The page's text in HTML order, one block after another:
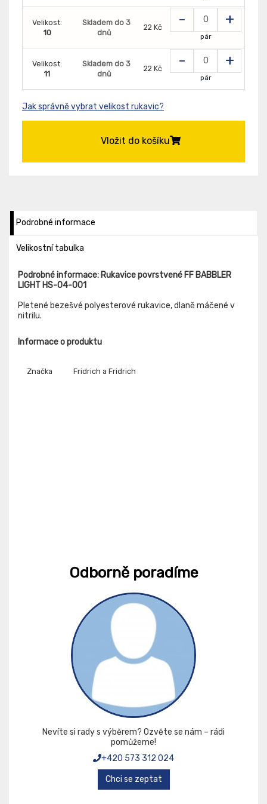
Velikost:
10
Skladem do 3
dnů
22 Kč - +
pár
Velikost:
11
Skladem do 3
dnů
22 Kč - +
pár
Jak správně vybrat velikost rukavic?
Vložit do košíku
Podrobné informace
Velikostní tabulka
Podrobné informace: Rukavice povrstvené FF BABBLER
LIGHT HS-04-001
Pletené bezešvé polyesterové rukavice, dlaně máčené v
nitrilu.
Informace o produktu
Značka Fridrich a Fridrich
Odborně poradíme
Nevíte si rady s výběrem? Ozvěte se nám – rádi
pomůžeme!
+420 573 312 024
Chci se zeptat